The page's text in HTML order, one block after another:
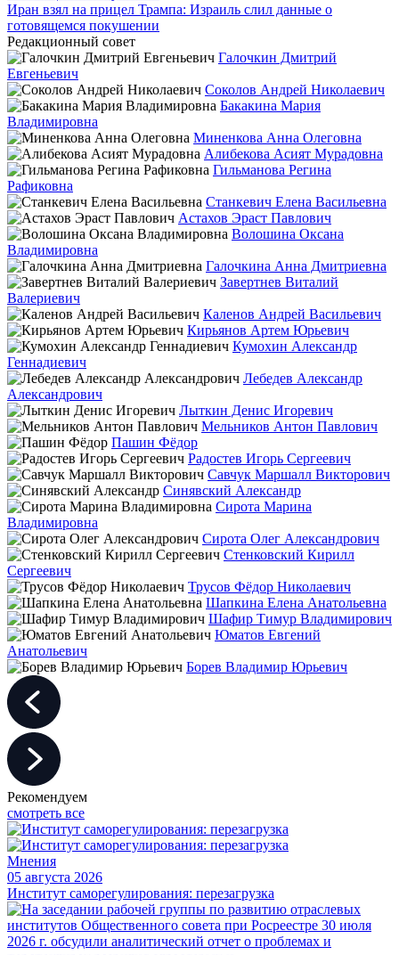
Иран взял на прицел Трампа: Израиль слил данные о
готовящемся покушении
Редакционный совет
Галочкин Дмитрий
Евгеньевич
Соколов Андрей Николаевич
Бакакина Мария
Владимировна
Миненкова Анна Олеговна
Алибекова Асият Мурадовна
Гильманова Регина
Рафиковна
Станкевич Елена Васильевна
Астахов Эраст Павлович
Волошина Оксана
Владимировна
Галочкина Анна Дмитриевна
Завертнев Виталий
Валериевич
Каленов Андрей Васильевич
Кирьянов Артем Юрьевич
Кумохин Александр
Геннадиевич
Лебедев Александр
Александрович
Лыткин Денис Игоревич
Мельников Антон Павлович
Пашин Фёдор
Радостев Игорь Сергеевич
Савчук Маршалл Викторович
Синявский Александр
Сирота Марина
Владимировна
Сирота Олег Александрович
Стенковский Кирилл
Сергеевич
Трусов Фёдор Николаевич
Шапкина Елена Анатольевна
Шафир Тимур Владимирович
Юматов Евгений
Анатольевич
Борев Владимир Юрьевич
Рекомендуем
смотреть все
Мнения
05 августа 2026
Институт саморегулирования: перезагрузка